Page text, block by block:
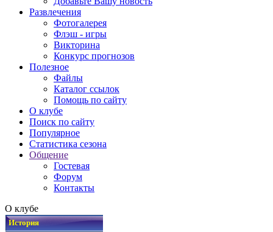
Развлечения
Фотогалерея
Флэш - игры
Викторина
Конкурс прогнозов
Полезное
Файлы
Каталог ссылок
Помощь по сайту
О клубе
Поиск по сайту
Популярное
Статистика сезона
Общение
Гостевая
Форум
Контакты
О клубе
История